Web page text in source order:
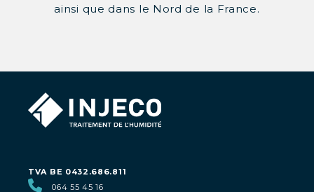
ainsi que dans le Nord de la France.
TVA BE 0432.686.811
064 55 45 16